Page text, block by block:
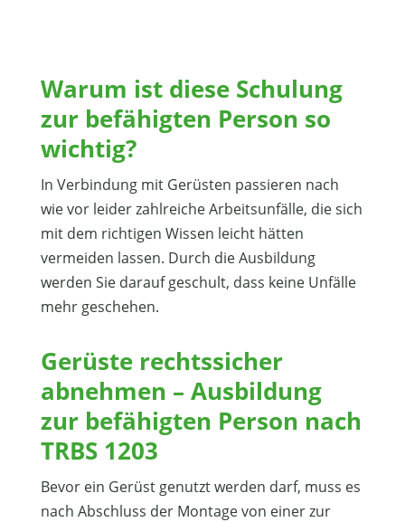
Warum ist diese Schulung
zur befähigten Person so
wichtig?
In Verbindung mit Gerüsten passieren nach
wie vor leider zahlreiche Arbeitsunfälle, die sich
mit dem richtigen Wissen leicht hätten
vermeiden lassen. Durch die Ausbildung
werden Sie darauf geschult, dass keine Unfälle
mehr geschehen.
Gerüste rechtssicher
abnehmen – Ausbildung
zur befähigten Person nach
TRBS 1203
Bevor ein Gerüst genutzt werden darf, muss es
nach Abschluss der Montage von einer zur